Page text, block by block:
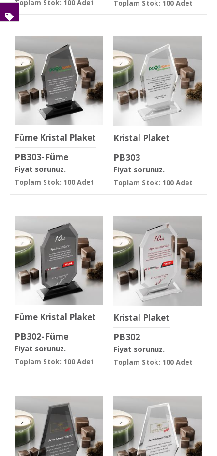
Toplam Stok: 100 Adet Toplam Stok: 100 Adet
Füme Kristal Plaket
PB303-Füme
Fiyat sorunuz.
Toplam Stok: 100 Adet
Kristal Plaket
PB303
Fiyat sorunuz.
Toplam Stok: 100 Adet
Füme Kristal Plaket
PB302-Füme
Fiyat sorunuz.
Toplam Stok: 100 Adet
Kristal Plaket
PB302
Fiyat sorunuz.
Toplam Stok: 100 Adet